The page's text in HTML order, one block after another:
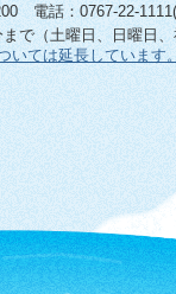
電話：0767-22-
で（土曜日、日曜日、
いては延長しています。